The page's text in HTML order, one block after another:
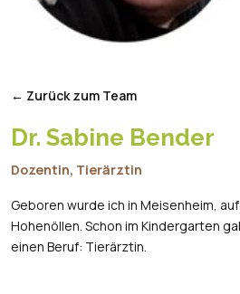
← Zurück zum Team
Dr. Sabine Bender
Dozentin, Tierärztin
Geboren wurde ich in Meisenheim,
Hohenöllen. Schon im Kindergarten
einen Beruf: Tierärztin.